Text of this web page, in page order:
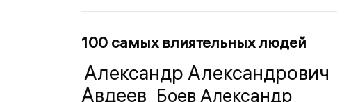
100 самых влиятельных людей
Александр Александрович
Авдеев Боев Александр